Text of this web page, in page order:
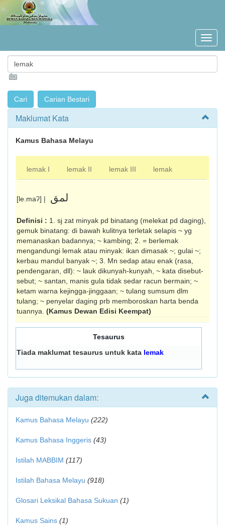
Maklumat Kata
Kamus Bahasa Melayu
lemak I lemak II lemak III lemak
[le.maʔ] | لمق
Definisi : 1. sj zat minyak pd binatang (melekat pd daging),
gemuk binatang: di bawah kulitnya terletak selapis ~ yg
memanaskan badannya; ~ kambing; 2. = berlemak
mengandungi lemak atau minyak: ikan dimasak ~; gulai ~;
kerbau mandul banyak ~; 3. Mn sedap atau enak (rasa,
pendengaran, dll): ~ lauk dikunyah-kunyah, ~ kata disebut-
sebut; ~ santan, manis gula tidak sedar racun bermain; ~
ketam warna kejingga-jinggaan; ~ tulang sumsum dlm
tulang; ~ penyelar daging prb memboroskan harta benda
tuannya. (Kamus Dewan Edisi Keempat)
Tesaurus
Tiada maklumat tesaurus untuk kata lemak
Juga ditemukan dalam:
Kamus Bahasa Melayu (222)
Kamus Bahasa Inggeris (43)
Istilah MABBIM (117)
Istilah Bahasa Melayu (918)
Glosari Leksikal Bahasa Sukuan (1)
Kamus Sains (1)